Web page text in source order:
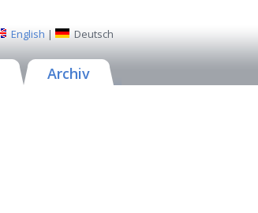
English | Deutsch
Archiv